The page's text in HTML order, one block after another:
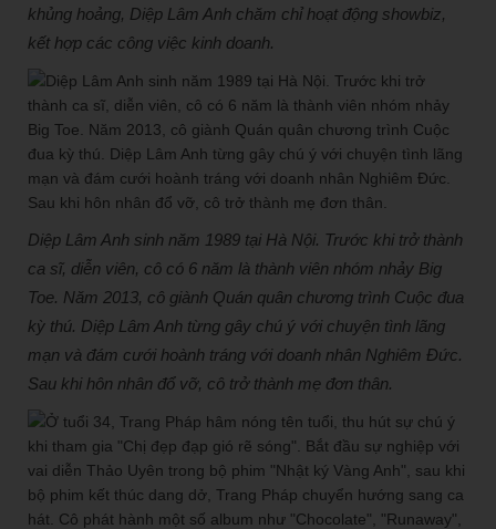
khủng hoảng, Diệp Lâm Anh chăm chỉ hoạt động showbiz,
kết hợp các công việc kinh doanh.
Diệp Lâm Anh sinh năm 1989 tại Hà Nội. Trước khi trở thành
ca sĩ, diễn viên, cô có 6 năm là thành viên nhóm nhảy Big
Toe. Năm 2013, cô giành Quán quân chương trình Cuộc đua
kỳ thú. Diệp Lâm Anh từng gây chú ý với chuyện tình lãng
mạn và đám cưới hoành tráng với doanh nhân Nghiêm Đức.
Sau khi hôn nhân đổ vỡ, cô trở thành mẹ đơn thân.